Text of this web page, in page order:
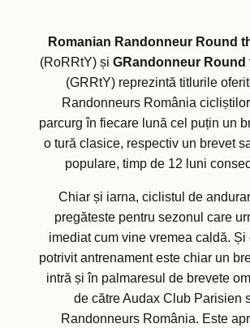
Romanian Randonneur Round
(RoRRtY) și GRandonneur Round
(GRRtY) reprezintă titlurile
Randonneurs România
parcurg în fiecare lună cel puțin un
o tură clasice, respectiv un brevet
populare, timp de 12 luni
Chiar și iarna, ciclistul de
pregăteste pentru sezonul care
imediat cum vine vremea caldă. Și
potrivit antrenament este chiar un
intră și în palmaresul de brevete
de către Audax Club Parisien
Randonneurs România. Este